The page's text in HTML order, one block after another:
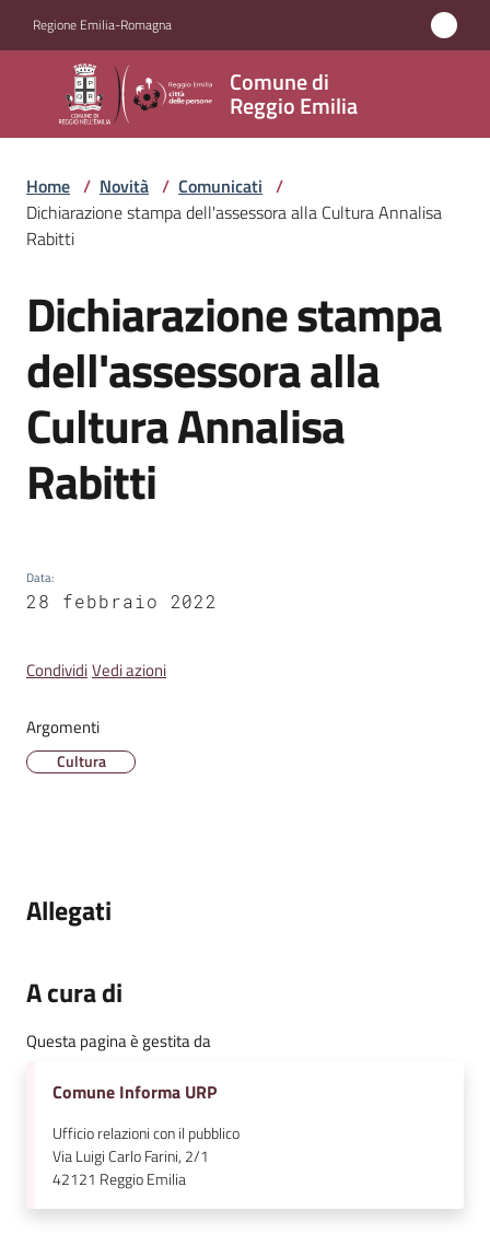
Regione Emilia-Romagna
Comune di
Reggio Emilia
Comune
di
Reggio
Emilia
Servizi
Novità
Menu selezionato
Vivere
Reggio
Emilia
gli
T
u
o
v
n
Seguici
Home / Novità / Comunicati /
Dichiarazione stampa dell'assessora alla Cultura Annalisa
Rabitti
Salta al contenuto
Dichiarazione stampa
dell'assessora alla
Cultura Annalisa
Rabitti
Data:
28 febbraio 2022
CondividiVedi azioni
Argomenti
Cultura
Allegati
A cura di
Questa pagina è gestita da
Comune Informa URP
Ufficio relazioni con il pubblico
Via Luigi Carlo Farini, 2/1
42121 Reggio Emilia